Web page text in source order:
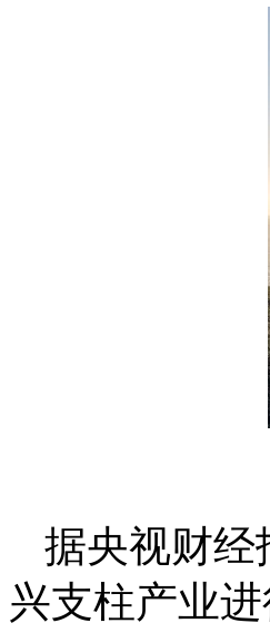
据央视财经
兴支柱产业